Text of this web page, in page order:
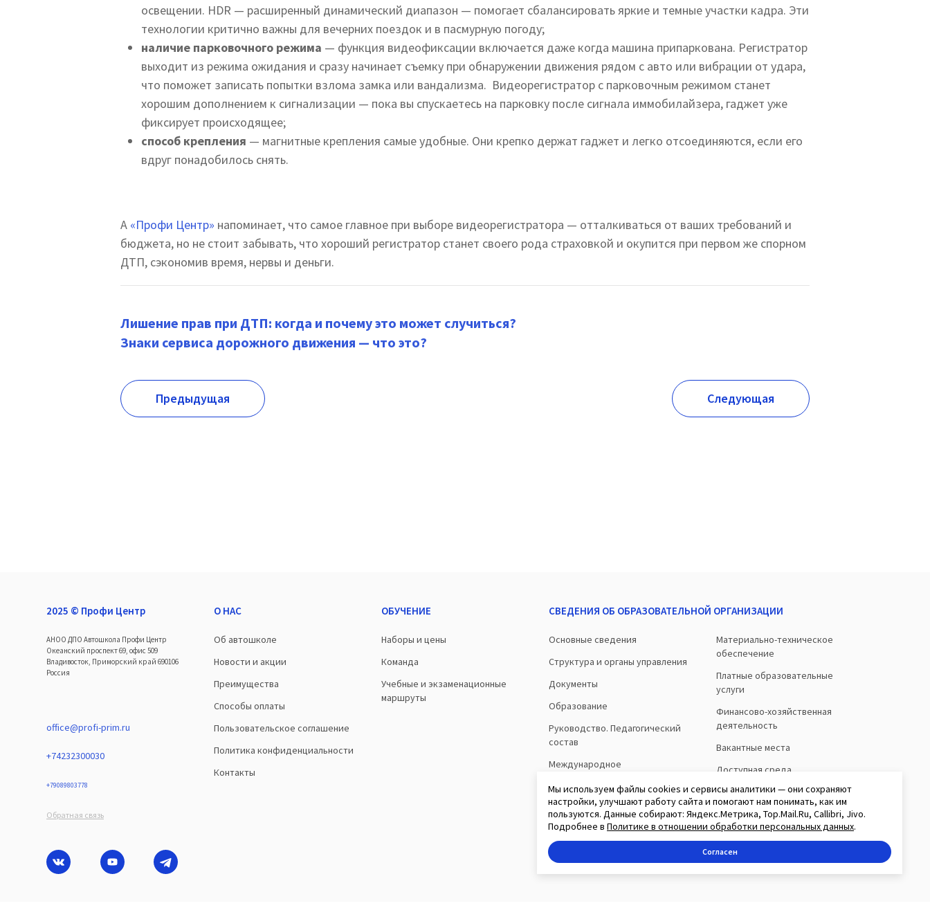
освещении. HDR — расширенный динамический диапазон — помогает сбалансировать яркие и темные участки кадра. Эти
технологии критично важны для вечерних поездок и в пасмурную погоду;
наличие парковочного режима — функция видеофиксации включается даже когда машина припаркована. Регистратор
выходит из режима ожидания и сразу начинает съемку при обнаружении движения рядом с авто или вибрации от удара,
что поможет записать попытки взлома замка или вандализма. Видеорегистратор с парковочным режимом станет
хорошим дополнением к сигнализации — пока вы спускаетесь на парковку после сигнала иммобилайзера, гаджет уже
фиксирует происходящее;
способ крепления — магнитные крепления самые удобные. Они крепко держат гаджет и легко отсоединяются, если его
вдруг понадобилось снять.
А «Профи Центр» напоминает, что самое главное при выборе видеорегистратора — отталкиваться от ваших требований и
бюджета, но не стоит забывать, что хороший регистратор станет своего рода страховкой и окупится при первом же спорном
ДТП, сэкономив время, нервы и деньги.
Лишение прав при ДТП: когда и почему это может случиться?
Знаки сервиса дорожного движения — что это?
Предыдущая Следующая
2025 © Профи Центр
АНОО ДПО Автошкола Профи Центр
Океанский проспект 69, офис 509
Владивосток, Приморский край 690106
Россия
office@profi-prim.ru
+74232300030
+79089803778
Обратная связь
О НАС
Об автошколе
Новости и акции
Преимущества
Способы оплаты
Пользовательское соглашение
Политика конфиденциальности
Контакты
ОБУЧЕНИЕ
Наборы и цены
Команда
Учебные и экзаменационные
маршруты
СВЕДЕНИЯ ОБ ОБРАЗОВАТЕЛЬНОЙ ОРГАНИЗАЦИИ
Основные сведения
Структура и органы управления
Документы
Образование
Руководство. Педагогический
состав
Международное
Материально-техническое
обеспечение
Платные образовательные
услуги
Финансово-хозяйственная
деятельность
Вакантные места
Доступная среда
Мы используем файлы cookies и сервисы аналитики — они сохраняют
настройки, улучшают работу сайта и помогают нам понимать, как им
пользуются. Данные собирают: Яндекс.Метрика, Top.Mail.Ru, Callibri, Jivo.
Подробнее в Политике в отношении обработки персональных данных.
Согласен